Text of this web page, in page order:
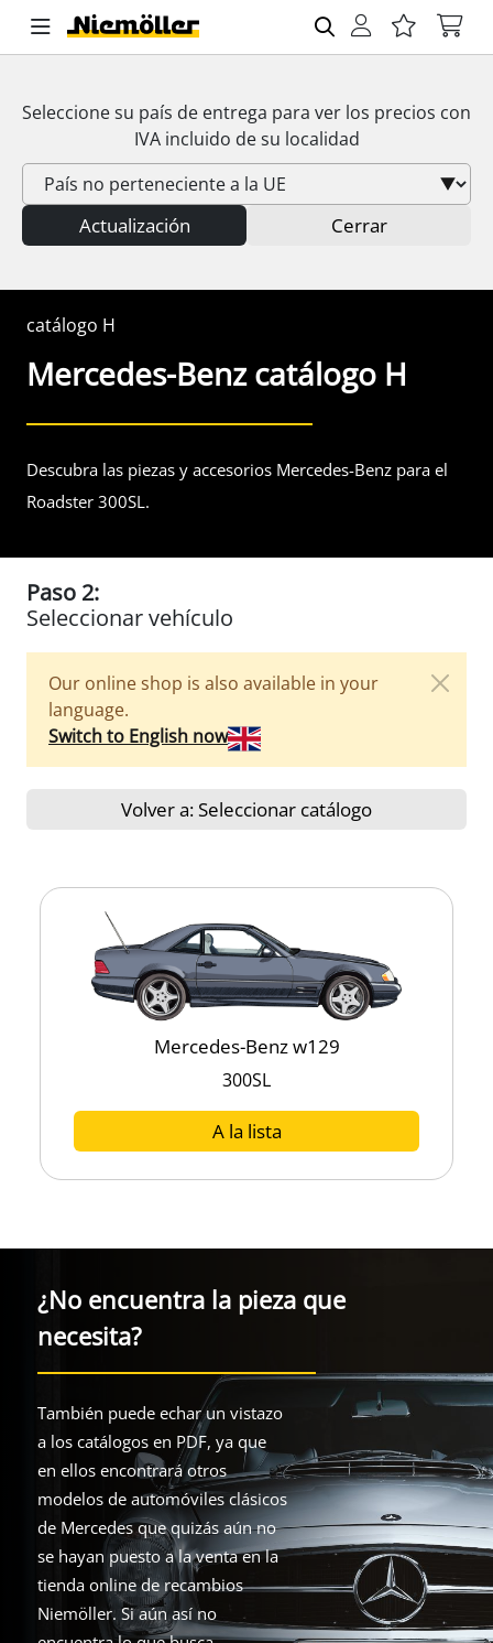
Seleccione su país de entrega para ver los precios con
IVAincluido de su localidad
Actualización Cerrar
catálogo H
Mercedes-Benzcatálogo H
Descubra las piezas y accesorios Mercedes-Benz para el
Roadster 300SL.
Paso 2:
Seleccionar vehículo
Our online shop is also available in your
language.
Switch to English now
Volver a: Seleccionar catálogo
Mercedes-Benz w129
300SL
A la lista
¿No encuentra la pieza que
necesita?
También puede echar un vistazo
a los catálogos en PDF, ya que
en ellos encontrará otros
modelos de automóviles clásicos
de Mercedes que quizás aún no
se hayan puesto a la venta en la
tienda online de recambios
Niemöller. Si aún así no